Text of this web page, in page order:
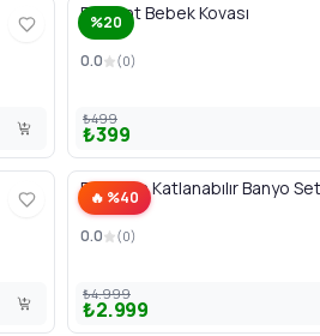
%20
Elegant Bebek Kovası
0.0 (0)
₺499
₺399
🔥 %40
Babyjem Katlanabılır Banyo
0.0 (0)
₺4.999
₺2.999